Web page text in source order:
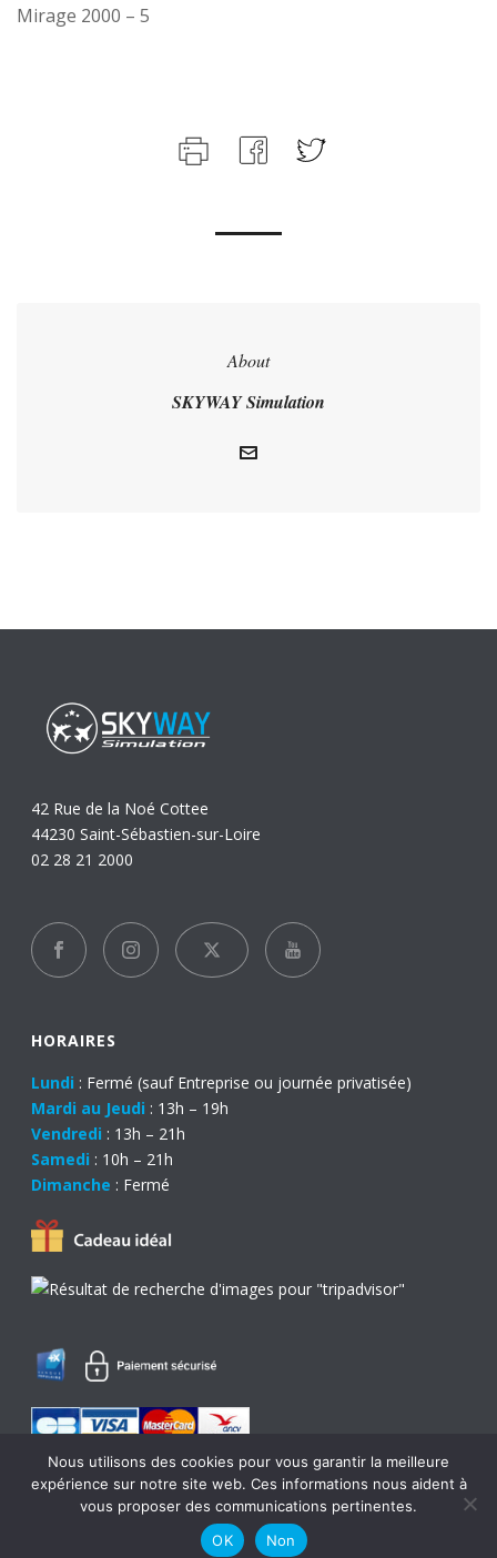
Mirage 2000 – 5
About
SKYWAY Simulation
42 Rue de la Noé Cottee
44230 Saint-Sébastien-sur-Loire
02 28 21 2000
HORAIRES
Lundi : Fermé (sauf Entreprise ou journée privatisée)
Mardi au Jeudi : 13h – 19h
Vendredi : 13h – 21h
Samedi : 10h – 21h
Dimanche : Fermé
© Copyright 2017 - CréationCom l'Eléphant
Nous utilisons des cookies pour vous garantir la meilleure
expérience sur notre site web. Ces informations nous aident à
vous proposer des communications pertinentes.
OK
Non